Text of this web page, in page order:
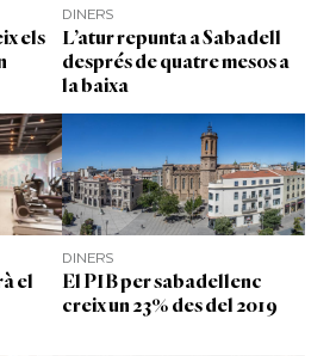
els
DINERS
L’atur repunta a Sabadell
després de quatre mesos a
la baixa
el
DINERS
El PIB per sabadellenc
creix un 23% des del 2019